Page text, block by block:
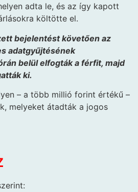
adta le, és az így kapott
költötte el.
bejelentést követően az
adatgyűjtésének
belül elfogták a férfit, majd
ki.
– a több millió forint értékű –
melyeket átadták a jogos